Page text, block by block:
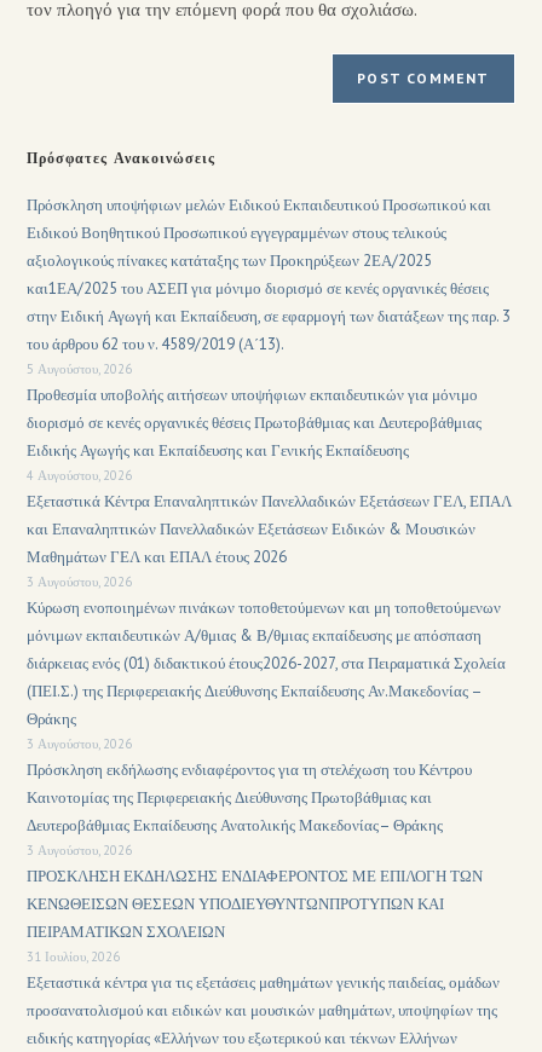
τον πλοηγό για την επόμενη φορά που θα σχολιάσω.
Πρόσφατες Ανακοινώσεις
Πρόσκληση υποψήφιων μελών Ειδικού Εκπαιδευτικού Προσωπικού και
Ειδικού Βοηθητικού Προσωπικού εγγεγραμμένων στους τελικούς
αξιολογικούς πίνακες κατάταξης των Προκηρύξεων 2ΕΑ/2025
και1ΕΑ/2025 του ΑΣΕΠ για μόνιμο διορισμό σε κενές οργανικές θέσεις
στην Ειδική Αγωγή και Εκπαίδευση, σε εφαρμογή των διατάξεων της παρ. 3
του άρθρου 62 του ν. 4589/2019 (Α΄13).
5 Αυγούστου, 2026
Προθεσμία υποβολής αιτήσεων υποψήφιων εκπαιδευτικών για μόνιμο
διορισμό σε κενές οργανικές θέσεις Πρωτοβάθμιας και Δευτεροβάθμιας
Ειδικής Αγωγής και Εκπαίδευσης και Γενικής Εκπαίδευσης
4 Αυγούστου, 2026
Εξεταστικά Κέντρα Επαναληπτικών Πανελλαδικών Εξετάσεων ΓΕΛ, ΕΠΑΛ
και Επαναληπτικών Πανελλαδικών Εξετάσεων Ειδικών & Μουσικών
Μαθημάτων ΓΕΛ και ΕΠΑΛ έτους 2026
3 Αυγούστου, 2026
Κύρωση ενοποιημένων πινάκων τοποθετούμενων και μη τοποθετούμενων
μόνιμων εκπαιδευτικών Α/θμιας & Β/θμιας εκπαίδευσης με απόσπαση
διάρκειας ενός (01) διδακτικού έτους2026-2027, στα Πειραματικά Σχολεία
(ΠΕΙ.Σ.) της Περιφερειακής Διεύθυνσης Εκπαίδευσης Αν.Μακεδονίας –
Θράκης
3 Αυγούστου, 2026
Πρόσκληση εκδήλωσης ενδιαφέροντος για τη στελέχωση του Κέντρου
Καινοτομίας της Περιφερειακής Διεύθυνσης Πρωτοβάθμιας και
Δευτεροβάθμιας Εκπαίδευσης Ανατολικής Μακεδονίας– Θράκης
3 Αυγούστου, 2026
ΠΡΟΣΚΛΗΣΗ ΕΚΔΗΛΩΣΗΣ ΕΝΔΙΑΦΕΡΟΝΤΟΣ ΜΕ ΕΠΙΛΟΓΗ ΤΩΝ
ΚΕΝΩΘΕΙΣΩΝ ΘΕΣΕΩΝ ΥΠΟΔΙΕΥΘΥΝΤΩΝΠΡΟΤΥΠΩΝ ΚΑΙ
ΠΕΙΡΑΜΑΤΙΚΩΝ ΣΧΟΛΕΙΩΝ
31 Ιουλίου, 2026
Εξεταστικά κέντρα για τις εξετάσεις μαθημάτων γενικής παιδείας, ομάδων
προσανατολισμού και ειδικών και μουσικών μαθημάτων, υποψηφίων της
ειδικής κατηγορίας «Ελλήνων του εξωτερικού και τέκνων Ελλήνων